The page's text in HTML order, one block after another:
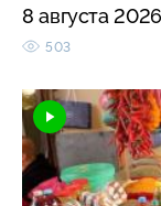
8 августа
503